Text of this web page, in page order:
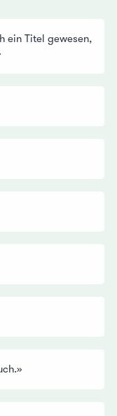
ein Titel gewesen,